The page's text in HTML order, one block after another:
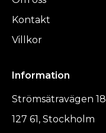
Kontakt
Villkor
Information
Strömsätravägen 18
127 61, Stockholm